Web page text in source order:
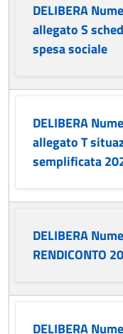
DELIBERA
allegato S
spesa sociale
DELIBERA
allegato T
semplificata
DELIBERA
RENDICONTO
DELIBERA